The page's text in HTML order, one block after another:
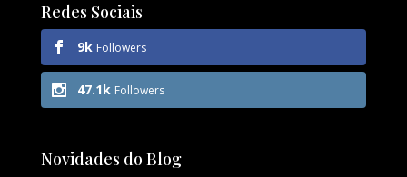
Redes Sociais
9k Followers
47.1k Followers
Novidades do Blog